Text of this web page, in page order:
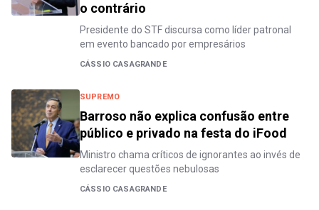
o contrário
Presidente do STF discursa como líder patronal
em evento bancado por empresários
CÁSSIO CASAGRANDE
SUPREMO
Barroso não explica confusão entre
público e privado na festa do iFood
Ministro chama críticos de ignorantes ao invés de
esclarecer questões nebulosas
CÁSSIO CASAGRANDE